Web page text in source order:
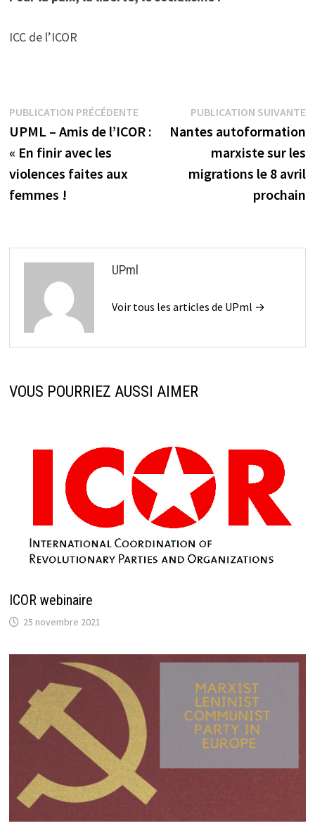
ICC de l’ICOR
Navigation
de
l’article
PUBLICATION PRÉCÉDENTEPublication
précédente :
UPML – Amis de l’ICOR :
« En finir avec les
violences faites aux
femmes !
PUBLICATION SUIVANTE
Nantes autoformation
marxiste sur les
migrations le 8 avril
prochain
UPml
Voir tous les articles de UPml →
VOUS POURRIEZ AUSSI AIMER
ICOR webinaire
25 novembre 2021